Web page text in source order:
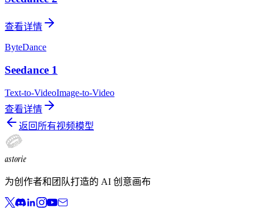
查看详情
ByteDance
Seedance 1
Text-to-VideoImage-to-Video
查看详情
返回所有视频模型
astorie
为创作者和团队打造的 AI 创意画布